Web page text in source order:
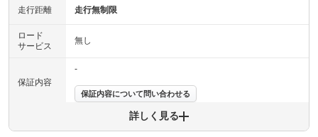
走行距離 走行無制限
ロード
サービス
無し
保証内容
-
保証内容について問い合わせる
詳しく見る